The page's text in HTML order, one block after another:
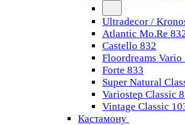
Ultradecor /
Atlantic Mo.Re
Castello 832
Floordreams Vario
Forte 833
Super Natural
Variostep Classic
Vintage Classic
Кастамону